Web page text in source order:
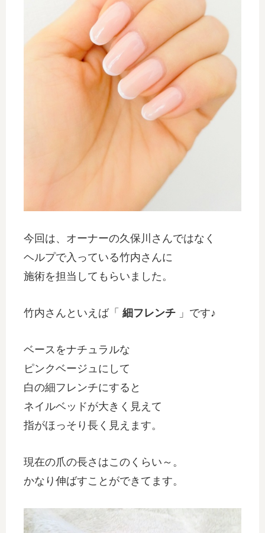
今回は、オーナーの久保川さんではなく
ヘルプで入っている竹内さんに
施術を担当してもらいました。
竹内さんといえば「 細フレンチ 」です♪
ベースをナチュラルな
ピンクベージュにして
白の細フレンチにすると
ネイルベッドが大きく見えて
指がほっそり長く見えます。
現在の爪の長さはこのくらい～。
かなり伸ばすことができてます。